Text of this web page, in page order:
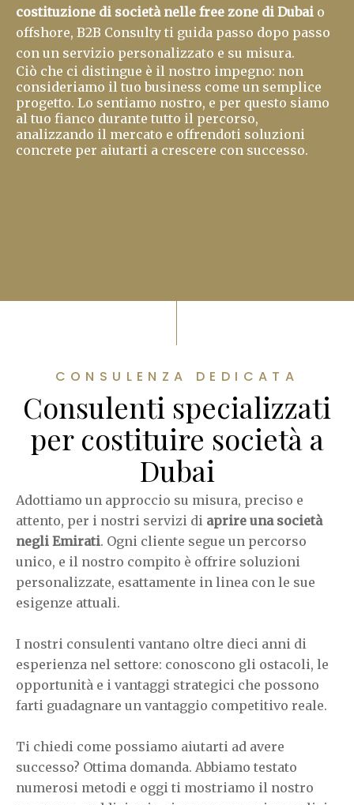
costituzione di società nelle free zone di Dubai o
offshore, B2B Consulty ti guida passo dopo passo
con un servizio personalizzato e su misura.
Ciò che ci distingue è il nostro impegno: non
consideriamo il tuo business come un semplice
progetto. Lo sentiamo nostro, e per questo siamo
al tuo fianco durante tutto il percorso,
analizzando il mercato e offrendoti soluzioni
concrete per aiutarti a crescere con successo.
CONSULENZA DEDICATA
Consulenti specializzati
per costituire società a
Dubai
Adottiamo un approccio su misura, preciso e
attento, per i nostri servizi di aprire una società
negli Emirati. Ogni cliente segue un percorso
unico, e il nostro compito è offrire soluzioni
personalizzate, esattamente in linea con le sue
esigenze attuali.
I nostri consulenti vantano oltre dieci anni di
esperienza nel settore: conoscono gli ostacoli, le
opportunità e i vantaggi strategici che possono
farti guadagnare un vantaggio competitivo reale.
Ti chiedi come possiamo aiutarti ad avere
successo? Ottima domanda. Abbiamo testato
numerosi metodi e oggi ti mostriamo il nostro